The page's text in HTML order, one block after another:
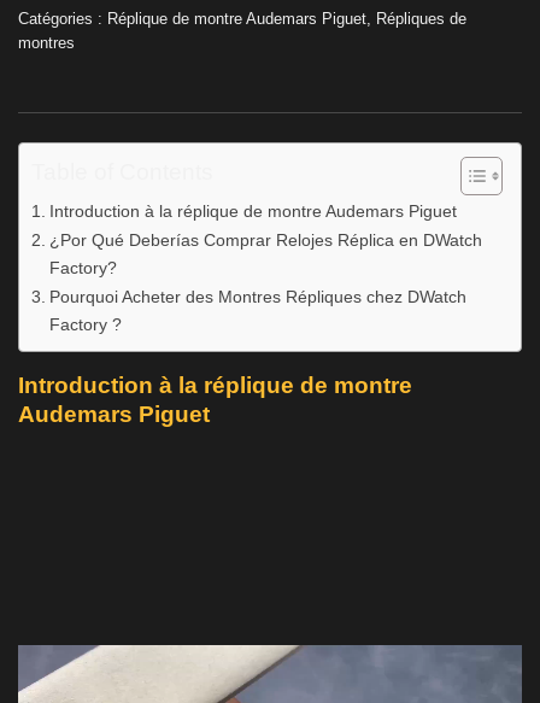
Catégories : Réplique de montre Audemars Piguet Répliques de
montres
Introduction à la réplique de montre Audemars Piguet
¿Por Qué Deberías Comprar Relojes Réplica en DWatch
Factory?
Pourquoi Acheter des Montres Répliques chez DWatch
Factory ?
Introduction à la réplique de montre
Audemars Piguet